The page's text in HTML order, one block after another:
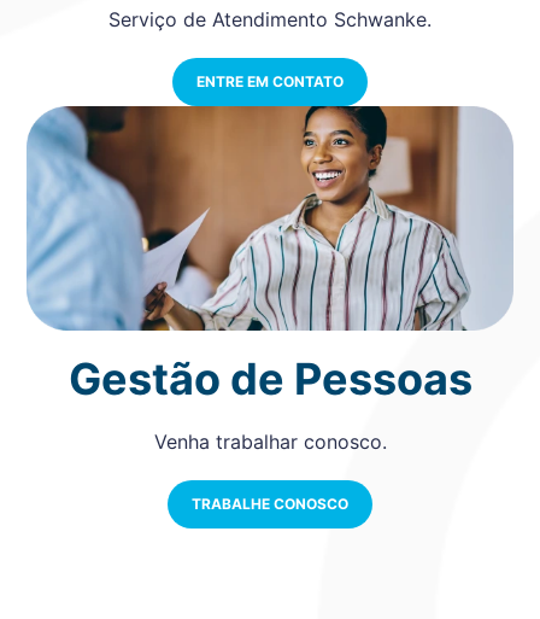
Serviço de Atendimento Schwanke.
ENTRE EM CONTATO
Gestão de Pessoas
Venha trabalhar conosco.
TRABALHE CONOSCO